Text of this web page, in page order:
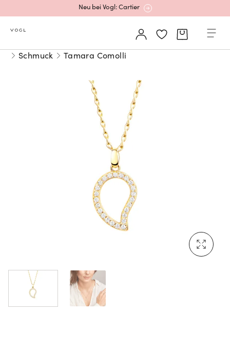
Neu bei Vogl: Cartier
Mehr erfahren: Ikonische Uhren von Cartier
Rolex Certified Pre-Owned entdecken
Neu bei Vogl: Uhren von Grand Seiko
Neu bei Vogl: Cartier
Rolex Certified Pre-Owned entdecken
Schmuck Tamara Comolli